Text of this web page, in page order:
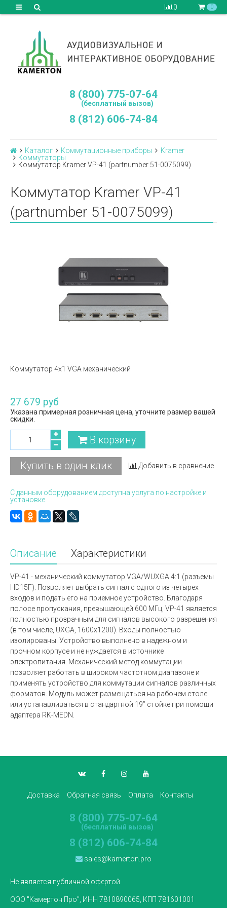
0 0
8 (800) 775-07-64
(бесплатный вызов)
8 (812) 606-74-84
Каталог Коммутационные приборы
Kramer
Коммутаторы
Коммутатор Kramer VP-41 (partnumber 51-0075099)
Коммутатор Kramer VP-41
(partnumber 51-0075099)
Коммутатор 4х1 VGA механический
27 679 руб
Указана примерная розничная цена, уточните размер вашей
скидки.
В корзину
Купить в один клик Добавить в сравнение
С данным оборудованием доступна услуга по настройке и
установке.
Описание Характеристики
VP-41 - механический коммутатор VGA/WUXGA 4:1 (разъемы
HD15F). Позволяет выбрать сигнал с одного из четырех
входов и подать его на приемное устройство. Благодаря
полосе пропускания, превышающей 600 МГц, VP-41 является
полностью прозрачным для сигналов высокого разрешения
(в том числе, UXGA, 1600x1200). Входы полностью
изолированы. Устройство выполнено в надежном и
прочном корпусе и не нуждается в источнике
электропитания. Механический метод коммутации
позволяет работать в широком частотном диапазоне и
применять устройство для коммутации сигналов различных
форматов. Модуль может размещаться на рабочем столе
или устанавливаться в стандартной 19” стойке при помощи
адаптера RK-MEDN.
Доставка Обратная связь Оплата Контакты
8 (800) 775-07-64
(бесплатный вызов)
8 (812) 606-74-84
sales@kamerton.pro
Не является публичной офертой
ООО "Камертон Про", ИНН 7810890065, КПП 781601001